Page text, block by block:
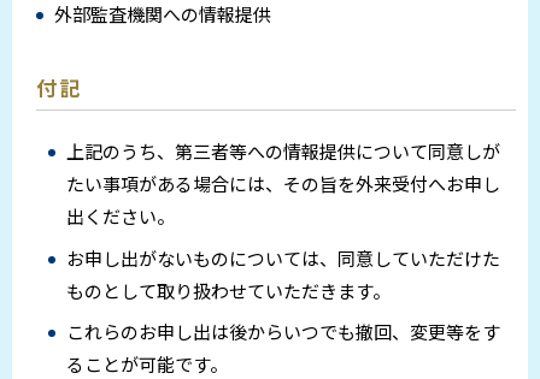
外部監査機関への情報提供
付記
上記のうち、第三者等への情報提供について同意しが
たい事項がある場合には、その旨を外来受付へお申し
出ください。
お申し出がないものについては、同意していただけた
ものとして取り扱わせていただきます。
これらのお申し出は後からいつでも撤回、変更等をす
ることが可能です。